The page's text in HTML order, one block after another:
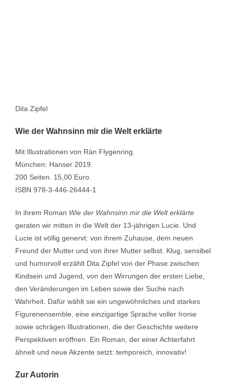
Dita Zipfel
Wie der Wahnsinn mir die Welt erklärte
Mit Illustrationen von Rán Flygenring.
München: Hanser 2019.
200 Seiten. 15,00 Euro.
ISBN 978-3-446-26444-1
In ihrem Roman Wie der Wahnsinn mir die Welt erklärte
geraten wir mitten in die Welt der 13-jährigen Lucie. Und
Lucie ist völlig genervt: von ihrem Zuhause, dem neuen
Freund der Mutter und von ihrer Mutter selbst. Klug, sensibel
und humorvoll erzählt Dita Zipfel von der Phase zwischen
Kindsein und Jugend, von den Wirrungen der ersten Liebe,
den Veränderungen im Leben sowie der Suche nach
Wahrheit. Dafür wählt sie ein ungewöhnliches und starkes
Figurenensemble, eine einzigartige Sprache voller Ironie
sowie schrägen Illustrationen, die der Geschichte weitere
Perspektiven eröffnen. Ein Roman, der einer Achterfahrt
ähnelt und neue Akzente setzt: temporeich, innovativ!
Zur Autorin